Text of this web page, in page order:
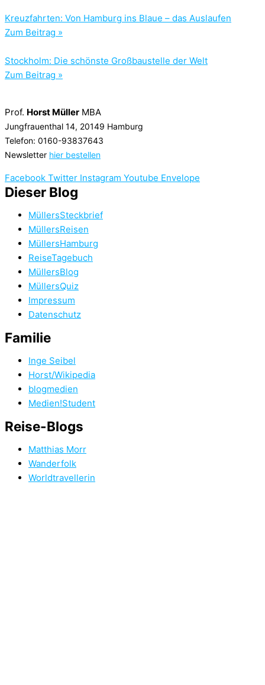
Kreuzfahrten: Von Hamburg ins Blaue – das Auslaufen
Zum Beitrag »
Stockholm: Die schönste Großbaustelle der Welt
Zum Beitrag »
Prof. Horst Müller MBA
Jungfrauenthal 14, 20149 Hamburg
Telefon: 0160-93837643
Newsletter hier bestellen
Facebook Twitter Instagram Youtube Envelope
Dieser Blog
MüllersSteckbrief
MüllersReisen
MüllersHamburg
ReiseTagebuch
MüllersBlog
MüllersQuiz
Impressum
Datenschutz
Familie
Inge Seibel
Horst/Wikipedia
blogmedien
Medien!Student
Reise-Blogs
Matthias Morr
Wanderfolk
Worldtravellerin